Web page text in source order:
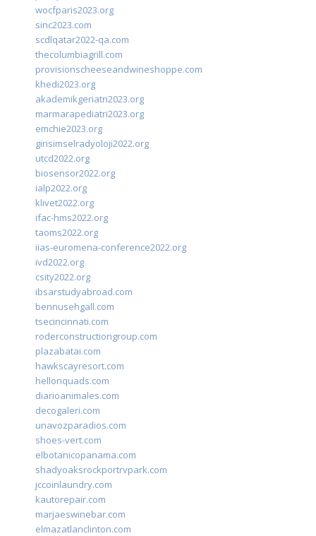
wocfparis2023.org
sinc2023.com
scdlqatar2022-qa.com
thecolumbiagrill.com
provisionscheeseandwineshoppe.com
khedi2023.org
akademikgeriatri2023.org
marmarapediatri2023.org
emchie2023.org
girisimselradyoloji2022.org
utcd2022.org
biosensor2022.org
ialp2022.org
klivet2022.org
ifac-hms2022.org
taoms2022.org
iias-euromena-conference2022.org
ivd2022.org
csity2022.org
ibsarstudyabroad.com
bennusehgall.com
tsecincinnati.com
roderconstructiongroup.com
plazabatai.com
hawkscayresort.com
hellonquads.com
diarioanimales.com
decogaleri.com
unavozparadios.com
shoes-vert.com
elbotanicopanama.com
shadyoaksrockportrvpark.com
jccoinlaundry.com
kautorepair.com
marjaeswinebar.com
elmazatlanclinton.com